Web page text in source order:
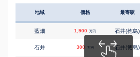
地域 価格 最寄駅
藍畑 1,900 万円 石井(徳島)
石井 300 万円 石井(徳島)